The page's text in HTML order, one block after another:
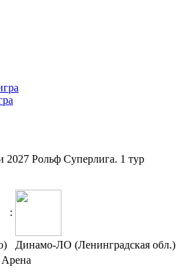
2027 Рольф Суперлига. 1 тур
:
Динамо-ЛО (Ленинградская обл.)